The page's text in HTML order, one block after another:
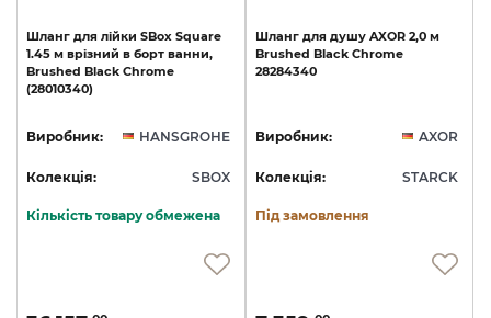
Шланг для лійки SBox Square
1.45 м врізний в борт ванни,
Brushed Black Chrome
(28010340)
Виробник: HANSGROHE
Колекція: SBOX
Кількість товару обмежена
Шланг для душу AXOR 2,0 м
Brushed Black Chrome
28284340
Виробник: AXOR
Колекція: STARCK
Під замовлення